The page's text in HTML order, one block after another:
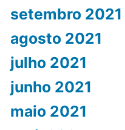
setembro 2021
agosto 2021
julho 2021
junho 2021
maio 2021